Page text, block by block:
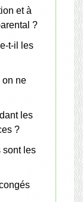
et à
?
t-il les
on ne
les
?
sont les